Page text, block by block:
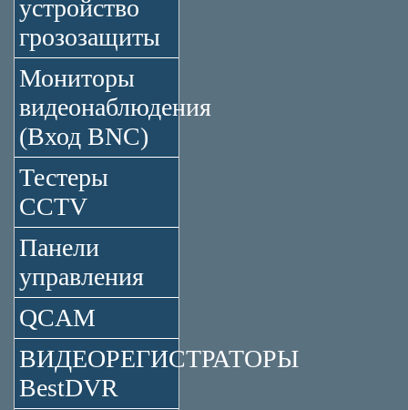
устройство
грозозащиты
Мониторы
видеонаблюдения
(Вход BNC)
Тестеры
CCTV
Панели
управления
QCAM
ВИДЕОРЕГИСТРАТОРЫ
BestDVR